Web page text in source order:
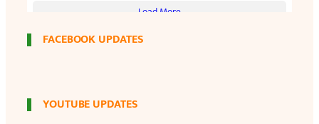
FACEBOOK UPDATES
YOUTUBE UPDATES